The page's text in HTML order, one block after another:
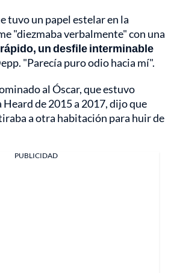
tuvo un papel estelar en la
"diezmaba verbalmente" con una
un desfile interminable
"Parecía puro odio hacia mí".
al Óscar, que estuvo
Heard de 2015 a 2017, dijo que
a otra habitación para huir de
PUBLICIDAD